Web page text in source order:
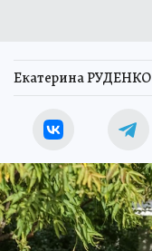
Екатерина РУДЕНКО